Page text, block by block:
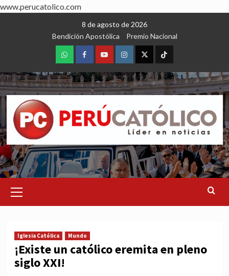
www.perucatolico.com
8 de agosto de 2026
Bendición Apostólica
Premio Nacional
WhatsAppFacebookYoutubeInstagram
X TikTok
Menu
Iglesia Católica Mundo
¡Existe un católico eremita en pleno
siglo XXI!